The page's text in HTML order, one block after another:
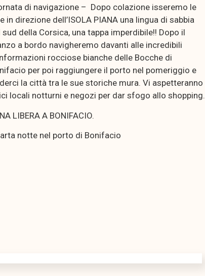
di navigazione – Dopo colazione isseremo le
in direzione dell’ISOLA PIANA una lingua di sabbia
sud della Corsica, una tappa imperdibile!! Dopo il
a bordo navigheremo davanti alle incredibili
rocciose bianche delle Bocche di
per poi raggiungere il porto nel pomeriggio e
la città tra le sue storiche mura. Vi aspetteranno
locali notturni e negozi per dar sfogo allo shopping.
LIBERA A BONIFACIO.
notte nel porto di Bonifacio